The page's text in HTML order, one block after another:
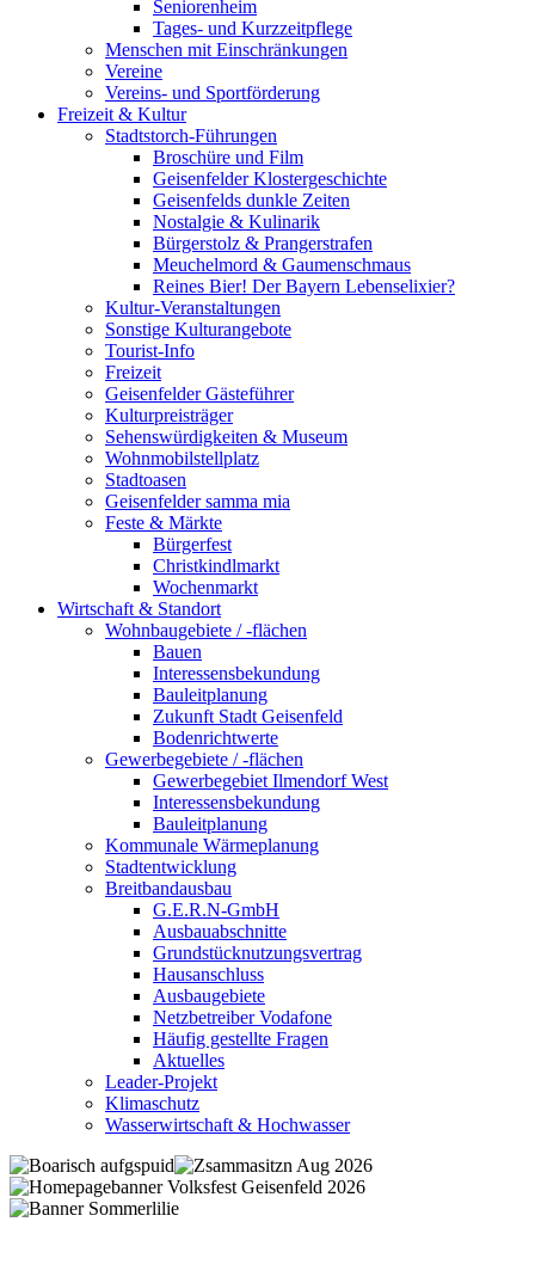
Seniorenheim
Tages- und Kurzzeitpflege
Menschen mit Einschränkungen
Vereine
Vereins- und Sportförderung
Freizeit & Kultur
Stadtstorch-Führungen
Broschüre und Film
Geisenfelder Klostergeschichte
Geisenfelds dunkle Zeiten
Nostalgie & Kulinarik
Bürgerstolz & Prangerstrafen
Meuchelmord & Gaumenschmaus
Reines Bier! Der Bayern Lebenselixier?
Kultur-Veranstaltungen
Sonstige Kulturangebote
Tourist-Info
Freizeit
Geisenfelder Gästeführer
Kulturpreisträger
Sehenswürdigkeiten & Museum
Wohnmobilstellplatz
Stadtoasen
Geisenfelder samma mia
Feste & Märkte
Bürgerfest
Christkindlmarkt
Wochenmarkt
Wirtschaft & Standort
Wohnbaugebiete / -flächen
Bauen
Interessensbekundung
Bauleitplanung
Zukunft Stadt Geisenfeld
Bodenrichtwerte
Gewerbegebiete / -flächen
Gewerbegebiet Ilmendorf West
Interessensbekundung
Bauleitplanung
Kommunale Wärmeplanung
Stadtentwicklung
Breitbandausbau
G.E.R.N-GmbH
Ausbauabschnitte
Grundstücknutzungsvertrag
Hausanschluss
Ausbaugebiete
Netzbetreiber Vodafone
Häufig gestellte Fragen
Aktuelles
Leader-Projekt
Klimaschutz
Wasserwirtschaft & Hochwasser